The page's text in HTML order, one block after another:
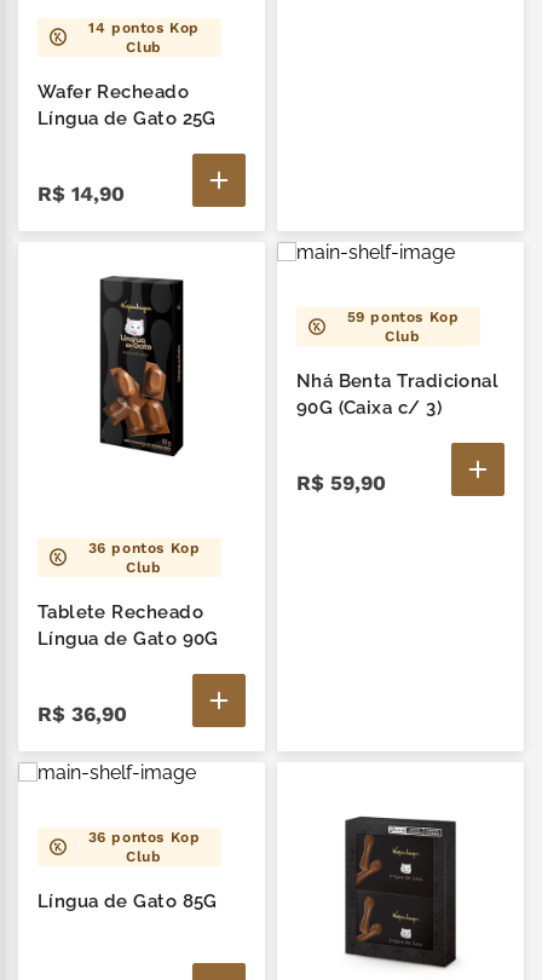
14 pontos Kop
Club
Wafer Recheado
Língua de Gato 25G
R$ 14,90
36 pontos Kop
Club
Tablete Recheado
Língua de Gato 90G
R$ 36,90
59 pontos Kop
Club
Nhá Benta Tradicional
90G (Caixa c/ 3)
R$ 59,90
36 pontos Kop
Club
Língua de Gato 85G